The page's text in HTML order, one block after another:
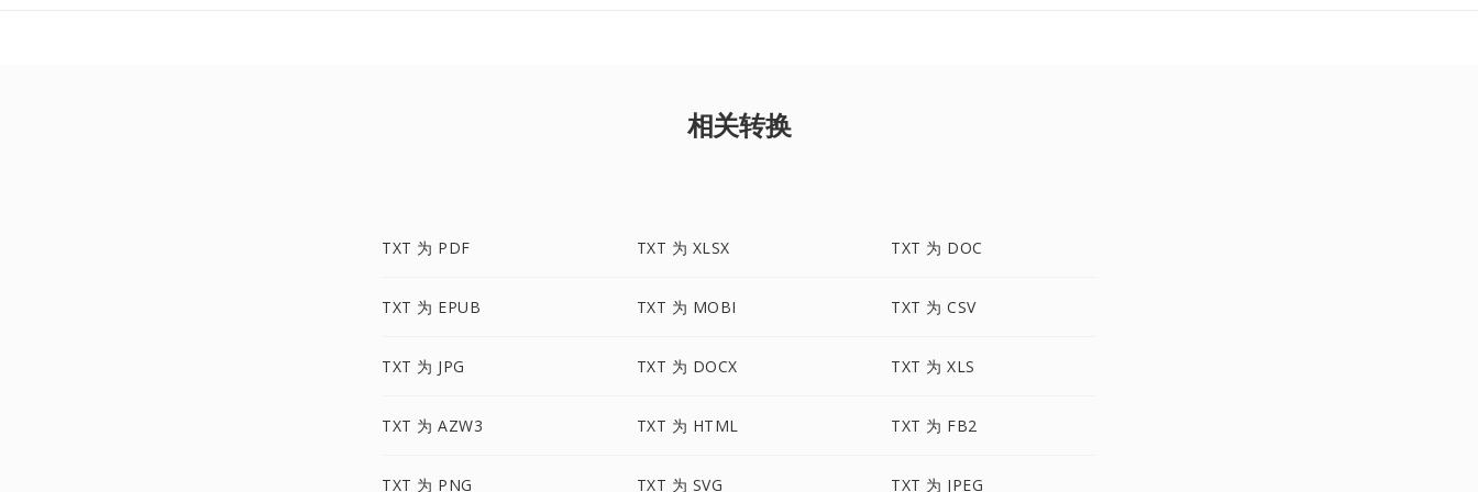
相关转换
TXT 为 PDF TXT 为 XLSX TXT 为 DOC
TXT 为 EPUB TXT 为 MOBI TXT 为 CSV
TXT 为 JPG TXT 为 DOCX TXT 为 XLS
TXT 为 AZW3 TXT 为 HTML TXT 为 FB2
TXT 为 PNG TXT 为 SVG TXT 为 JPEG